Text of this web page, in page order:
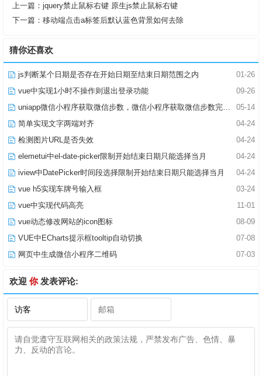
上一篇： jquery禁止鼠标右键 原生js禁止鼠标右键
下一篇： 移动端点击a标签后默认蓝色背景如何去除
猜你还喜欢
01-26
js判断某个日期是否存在开始日期至结束日期范围之内
09-26
vue中实现1小时不操作则退出登录功能
05-14
uniapp微信小程序获取微信步数，微信小程序获取微信步数完整版
04-24
简单实现文字两端对齐
04-24
检测图片URL是否失效
04-24
elemetui中el-date-picker限制开始结束日期只能选择当月
04-24
iview中DatePicker时间段选择限制开始结束日期只能选择当月
03-24
vue h5实现车牌号输入框
11-01
vue中实现代码高亮
08-09
vue动态修改网站的icon图标
07-08
VUE中ECharts提示框tooltip自动切换
07-03
网页中生成微信小程序二维码
欢迎 你发表评论: